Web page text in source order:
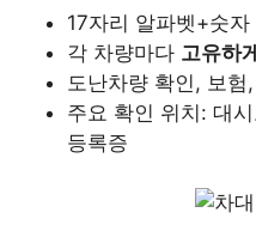
17자리 알파벳+숫
각 차량마다 고유하
도난차량 확인, 보
주요 확인 위치: 대
등록증